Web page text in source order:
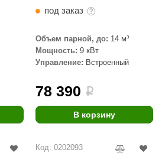
под заказ
Объем парной, до: 14 м³
Мощность: 9 кВт
Управление: Встроенный
78 390 i
В корзину
Код: 0202093